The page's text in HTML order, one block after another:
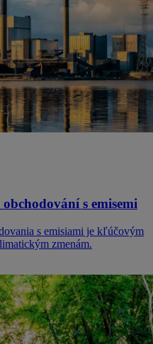
s emisemi
s emisiami je kľúčovým
zmenám.